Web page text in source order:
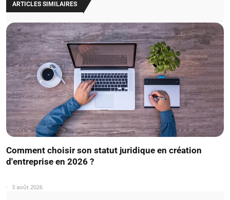
ARTICLES SIMILAIRES
Comment choisir son statut juridique en création
d'entreprise en 2026 ?
3 août 2026